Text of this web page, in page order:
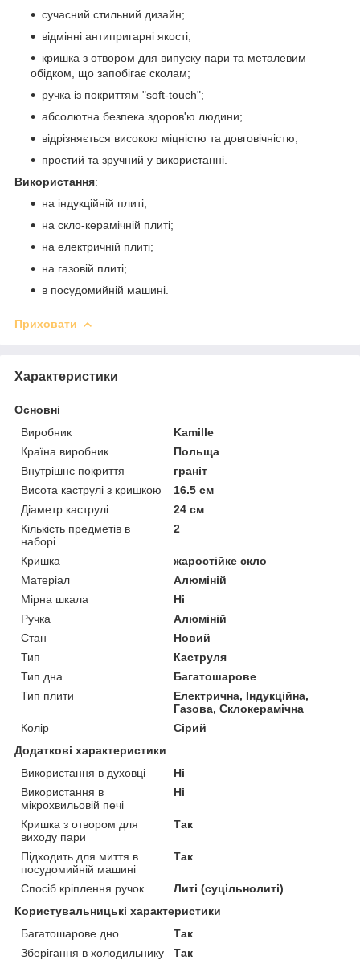
сучасний стильний дизайн;
відмінні антипригарні якості;
кришка з отвором для випуску пари та металевим
обідком, що запобігає сколам;
ручка із покриттям "soft-touch";
абсолютна безпека здоров'ю людини;
відрізняється високою міцністю та довговічністю;
простий та зручний у використанні.
Використання:
на індукційній плиті;
на скло-керамічній плиті;
на електричній плиті;
на газовій плиті;
в посудомийній машині.
Приховати
Характеристики
Основні
Виробник
Kamille
Країна виробник
Польща
Внутрішнє покриття
граніт
Висота каструлі з кришкою
16.5 см
Діаметр каструлі
24 см
Кількість предметів в
наборі
2
Кришка
жаростійке скло
Матеріал
Алюміній
Мірна шкала
Ні
Ручка
Алюміній
Стан
Новий
Тип
Каструля
Тип дна
Багатошарове
Тип плити
Електрична, Індукційна,
Газова, Склокерамічна
Колір
Сірий
Додаткові характеристики
Використання в духовці
Ні
Використання в
мікрохвильовій печі
Ні
Кришка з отвором для
виходу пари
Так
Підходить для миття в
посудомийній машині
Так
Спосіб кріплення ручок
Литі (суцільнолиті)
Користувальницькі характеристики
Багатошарове дно
Так
Зберігання в холодильнику
Так